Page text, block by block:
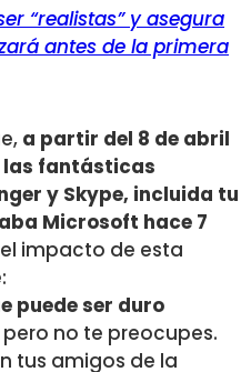
“realistas” y asegura
antes de la primera
a partir del 8 de abril
las fantásticas
y Skype, incluida tu
Microsoft hace 7
impacto de esta
puede ser duro
pero no te preocupes.
tus amigos de la